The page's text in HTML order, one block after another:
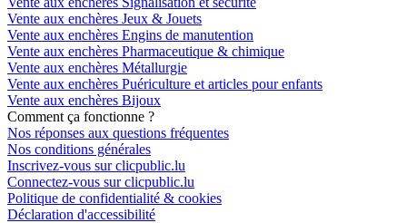
Vente aux enchères Jeux & Jouets
Vente aux enchères Engins de manutention
Vente aux enchères Pharmaceutique & chimique
Vente aux enchères Métallurgie
Vente aux enchères Puériculture et articles pour enfants
Vente aux enchères Bijoux
Comment ça fonctionne ?
Nos réponses aux questions fréquentes
Nos conditions générales
Inscrivez-vous sur clicpublic.lu
Connectez-vous sur clicpublic.lu
Politique de confidentialité & cookies
Déclaration d'accessibilité